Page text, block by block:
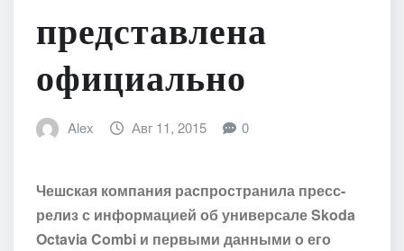
представлена
официально
Alex Авг 11, 2015 0
Чешская компания распространила пресс-
релиз с информацией об универсале Skoda
Octavia Combi и первыми данными о его